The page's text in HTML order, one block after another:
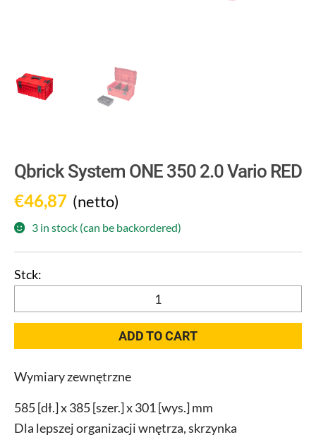
Qbrick System ONE 350 2.0 Vario RED
€46,87 (netto)
3 in stock (can be backordered)
System
350
Vario
RED
quantity
ADD TO CART
Wymiary zewnętrzne
585 [dł.] x 385 [szer.] x 301 [wys.] mm
Dla lepszej organizacji wnętrza, skrzynka